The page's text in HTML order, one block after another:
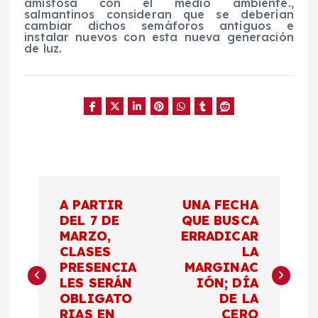
amistosa con el medio ambiente.,
salmantinos consideran que se deberían
cambiar dichos semáforos antiguos e
instalar nuevos con esta nueva generación
de luz.
v
e
A PARTIR
DEL 7 DE
MARZO,
CLASES
PRESENCIA
LES SERÁN
OBLIGATO
RIAS EN
UNA FECHA
QUE BUSCA
ERRADICAR
LA
MARGINAC
IÓN; DÍA
DE LA
CERO